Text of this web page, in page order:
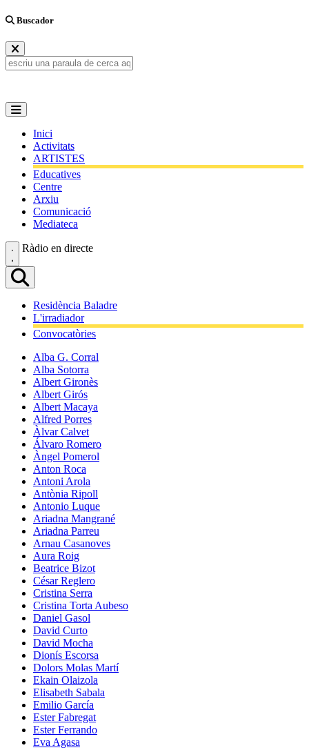
Buscador
Inici
Activitats
ARTISTES
Educatives
Centre
Arxiu
Comunicació
Mediateca
Ràdio en directe
Residència Baladre
L'irradiador
Convocatòries
Alba G. Corral
Alba Sotorra
Albert Gironès
Albert Girós
Albert Macaya
Alfred Porres
Àlvar Calvet
Álvaro Romero
Àngel Pomerol
Anton Roca
Antoni Arola
Antònia Ripoll
Antonio Luque
Ariadna Mangrané
Ariadna Parreu
Arnau Casanoves
Aura Roig
Beatrice Bizot
César Reglero
Cristina Serra
Cristina Torta Aubeso
Daniel Gasol
David Curto
David Mocha
Dionís Escorsa
Dolors Molas Martí
Ekain Olaizola
Elisabeth Sabala
Emilio García
Ester Fabregat
Ester Ferrando
Eva Agasa